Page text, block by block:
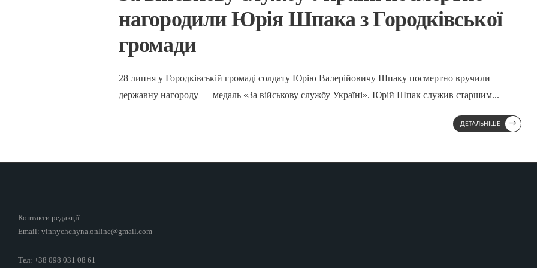
нагородили Юрія Шпака з Городківської
громади
28 липня у Городківській громаді солдату Юрію Валерійовичу Шпаку посмертно вручили
державну нагороду — медаль «За військову службу Україні». Юрій Шпак служив старшим...
ДЕТАЛЬНІШЕ →
Контакти редакції
Email: vinnychchyna.online@gmail.com
Тел: +38 098 031 08 61